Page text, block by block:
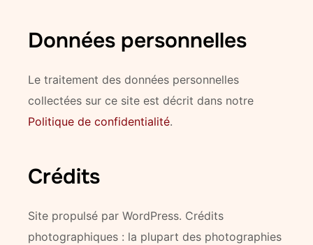
Données personnelles
Le traitement des données personnelles
collectées sur ce site est décrit dans notre
Politique de confidentialité.
Crédits
Site propulsé par WordPress. Crédits
photographiques : la plupart des photographies